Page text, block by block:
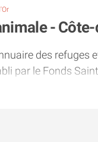
- Côte-
des refuges
par le Fonds
et la défense des